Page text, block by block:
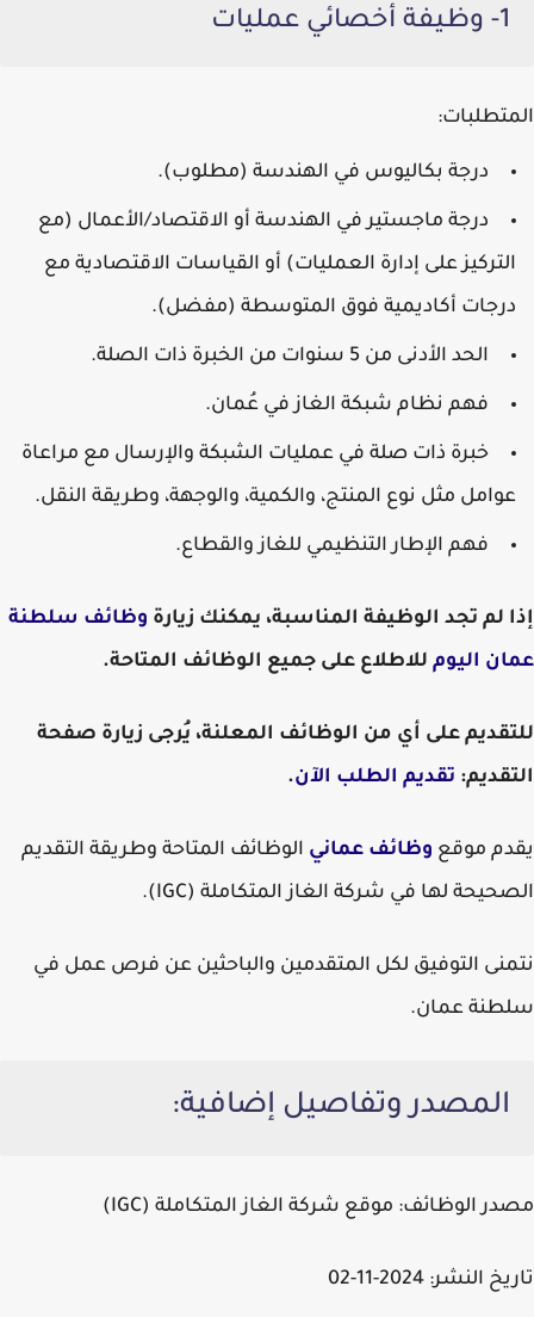
1- وظيفة أخصائي عمليات
المتطلبات:
درجة بكاليوس في الهندسة (مطلوب).
درجة ماجستير في الهندسة أو الاقتصاد/الأعمال (مع
التركيز على إدارة العمليات) أو القياسات الاقتصادية مع
درجات أكاديمية فوق المتوسطة (مفضل).
الحد الأدنى من 5 سنوات من الخبرة ذات الصلة.
فهم نظام شبكة الغاز في عُمان.
خبرة ذات صلة في عمليات الشبكة والإرسال مع مراعاة
عوامل مثل نوع المنتج، والكمية، والوجهة، وطريقة النقل.
فهم الإطار التنظيمي للغاز والقطاع.
إذا لم تجد الوظيفة المناسبة، يمكنك زيارة وظائف سلطنة
عمان اليوم للاطلاع على جميع الوظائف المتاحة.
للتقديم على أي من الوظائف المعلنة، يُرجى زيارة صفحة
التقديم: تقديم الطلب الآن.
يقدم موقع وظائف عماني الوظائف المتاحة وطريقة التقديم
الصحيحة لها في شركة الغاز المتكاملة (IGC).
نتمنى التوفيق لكل المتقدمين والباحثين عن فرص عمل في
سلطنة عمان.
المصدر وتفاصيل إضافية:
مصدر الوظائف: موقع شركة الغاز المتكاملة (IGC)
تاريخ النشر: